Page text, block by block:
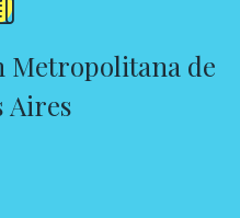
Metropolitana de
Aires